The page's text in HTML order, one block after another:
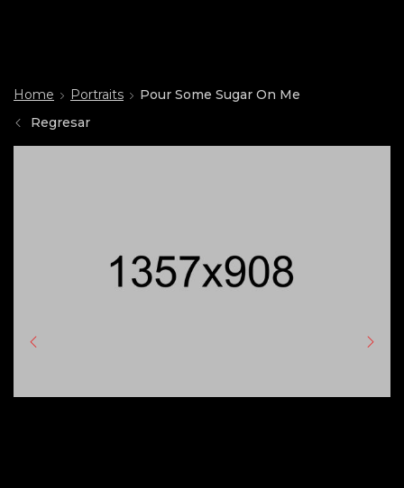
Home Portraits
Pour Some Sugar On Me
Regresar